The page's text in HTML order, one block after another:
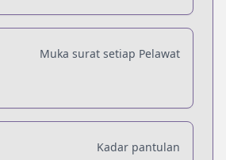
Muka surat setiap Pelawat
Kadar pantulan